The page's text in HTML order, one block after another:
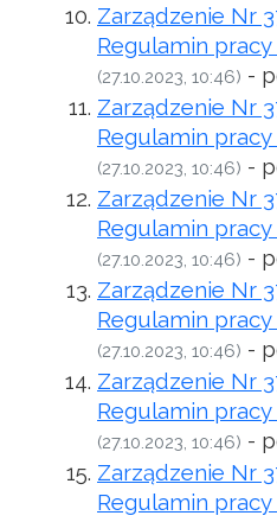
Zarządzenie Nr
Regulamin pracy
(27.10.2023, 10:46) -
Zarządzenie Nr
Regulamin pracy
(27.10.2023, 10:46) -
Zarządzenie Nr
Regulamin pracy
(27.10.2023, 10:46) -
Zarządzenie Nr
Regulamin pracy
(27.10.2023, 10:46) -
Zarządzenie Nr
Regulamin pracy
(27.10.2023, 10:46) -
Zarządzenie Nr
Regulamin pracy